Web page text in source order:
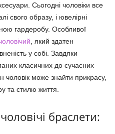
Сьогодні чоловіки все
свого образу, і ювелірні
гардеробу. Особливої
, який здатен
у собі. Завдяки
класичних до сучасних
може знайти прикрасу,
та стилю життя.
браслети: